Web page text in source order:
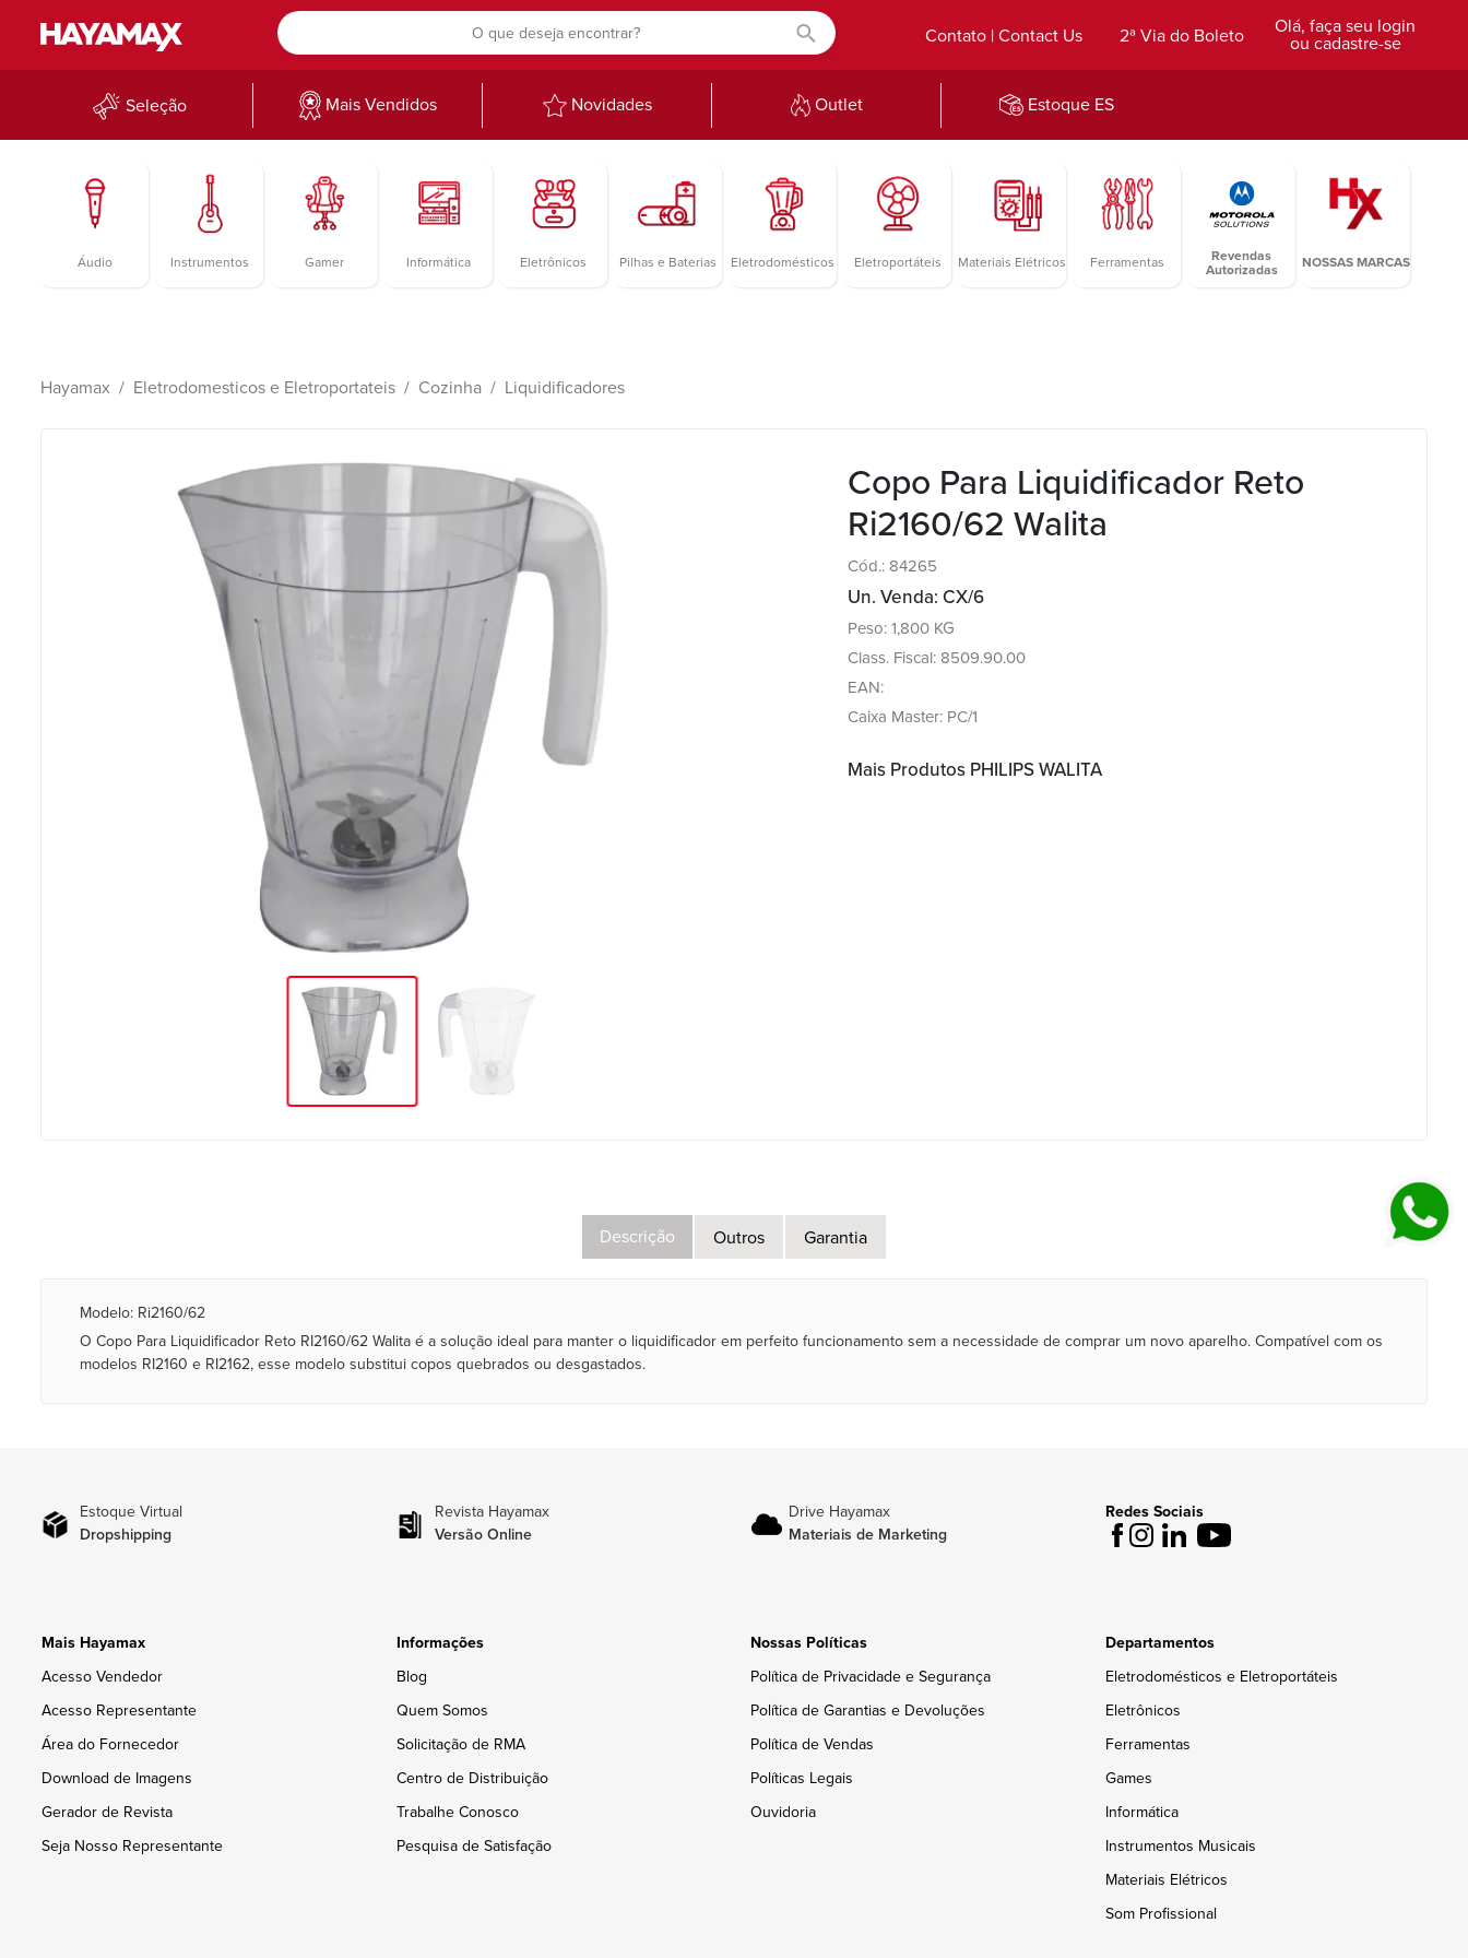
Olá, faça seu login
ou cadastre-se
2ª Via do Boleto
Contato | Contact Us
Seleção Mais Vendidos Novidades Outlet Estoque ES
Áudio Instrumentos Gamer Informática Eletrônicos Pilhas e Baterias Eletrodomésticos Eletroportáteis Materiais Elétricos Ferramentas
Revendas
Autorizadas
NOSSAS MARCAS
Hayamax Eletrodomesticos e Eletroportateis Cozinha Liquidificadores
Copo Para Liquidificador Reto
Ri2160/62 Walita
Cód.: 84265
Un. Venda: CX/6
Peso: 1,800 KG
Class. Fiscal: 8509.90.00
EAN:
Caixa Master: PC/1
Mais Produtos PHILIPS WALITA
Descrição Outros Garantia
Modelo: Ri2160/62
O Copo Para Liquidificador Reto RI2160/62 Walita é a solução ideal para manter o liquidificador em perfeito funcionamento sem a necessidade de comprar um novo aparelho. Compatível com os
modelos RI2160 e RI2162, esse modelo substitui copos quebrados ou desgastados.
Estoque Virtual
Dropshipping
Revista Hayamax
Versão Online
Drive Hayamax
Materiais de Marketing
Redes Sociais
Mais Hayamax
Acesso Vendedor
Acesso Representante
Área do Fornecedor
Download de Imagens
Gerador de Revista
Seja Nosso Representante
Informações
Blog
Quem Somos
Solicitação de RMA
Centro de Distribuição
Trabalhe Conosco
Pesquisa de Satisfação
Nossas Políticas
Política de Privacidade e Segurança
Política de Garantias e Devoluções
Política de Vendas
Políticas Legais
Ouvidoria
Departamentos
Eletrodomésticos e Eletroportáteis
Eletrônicos
Ferramentas
Games
Informática
Instrumentos Musicais
Materiais Elétricos
Som Profissional